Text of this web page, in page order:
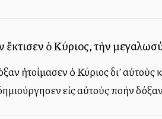
ἔκτισεν ὁ Κύριος, τὴν
ἡτοίμασεν ὁ Κύριος δι’ αὐτοὺς
εἰς αὐτοὺς πολλὴν